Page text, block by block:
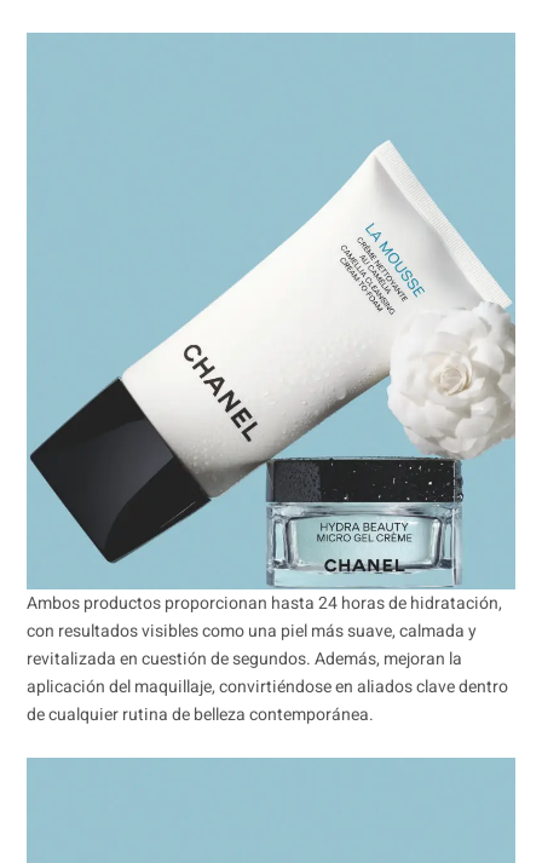
Ambos productos proporcionan hasta 24 horas de hidratación,
con resultados visibles como una piel más suave, calmada y
revitalizada en cuestión de segundos. Además, mejoran la
aplicación del maquillaje, convirtiéndose en aliados clave dentro
de cualquier rutina de belleza contemporánea.